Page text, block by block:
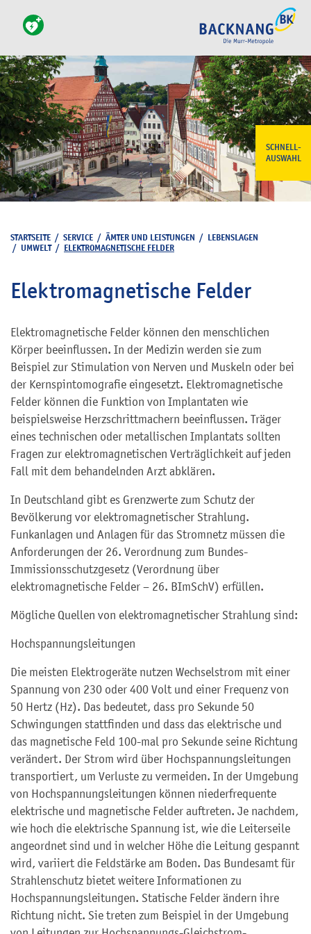
SCHNELL-
AUSWAHL
STARTSEITE / SERVICE / ÄMTER UND LEISTUNGEN / LEBENSLAGEN
/ UMWELT/ ELEKTROMAGNETISCHE FELDER
Elektromagnetische Felder
Elektromagnetische Felder können den menschlichen
Körper beeinflussen. In der Medizin werden sie zum
Beispiel zur Stimulation von Nerven und Muskeln oder bei
der Kernspintomografie eingesetzt. Elektromagnetische
Felder können die Funktion von Implantaten wie
beispielsweise Herzschrittmachern beeinflussen. Träger
eines technischen oder metallischen Implantats sollten
Fragen zur elektromagnetischen Verträglichkeit auf jeden
Fall mit dem behandelnden Arzt abklären.
In Deutschland gibt es Grenzwerte zum Schutz der
Bevölkerung vor elektromagnetischer Strahlung.
Funkanlagen und Anlagen für das Stromnetz müssen die
Anforderungen der 26. Verordnung zum Bundes-
Immissionsschutzgesetz (Verordnung über
elektromagnetische Felder – 26. BImSchV) erfüllen.
Mögliche Quellen von elektromagnetischer Strahlung sind:
Hochspannungsleitungen
Die meisten Elektrogeräte nutzen Wechselstrom mit einer
Spannung von 230 oder 400 Volt und einer Frequenz von
50 Hertz (Hz). Das bedeutet, dass pro Sekunde 50
Schwingungen stattfinden und dass das elektrische und
das magnetische Feld 100-mal pro Sekunde seine Richtung
verändert. Der Strom wird über Hochspannungsleitungen
transportiert, um Verluste zu vermeiden. In der Umgebung
von Hochspannungsleitungen können niederfrequente
elektrische und magnetische Felder auftreten. Je nachdem,
wie hoch die elektrische Spannung ist, wie die Leiterseile
angeordnet sind und in welcher Höhe die Leitung gespannt
wird, variiert die Feldstärke am Boden. Das Bundesamt für
Strahlenschutz bietet weitere Informationen zu
Hochspannungsleitungen. Statische Felder ändern ihre
Richtung nicht. Sie treten zum Beispiel in der Umgebung